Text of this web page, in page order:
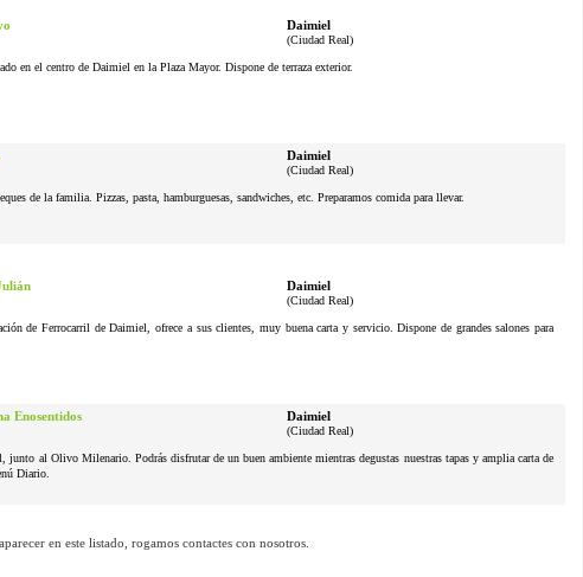
Daimiel
(Ciudad Real)
en el centro de Daimiel en la Plaza Mayor. Dispone de terraza exterior.
Daimiel
(Ciudad Real)
de la familia. Pizzas, pasta, hamburguesas, sandwiches, etc. Preparamos comida para llevar.
Daimiel
(Ciudad Real)
de Ferrocarril de Daimiel, ofrece a sus clientes, muy buena carta y servicio. Dispone de grandes salones para
Enosentidos Daimiel
(Ciudad Real)
junto al Olivo Milenario. Podrás disfrutar de un buen ambiente mientras degustas nuestras tapas y amplia carta de
Diario.
en este listado, rogamos contactes con nosotros.